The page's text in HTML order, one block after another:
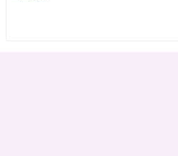
【お知らせ】 12月28日より予定の 創作
も働かなきゃいけないってマジですか？